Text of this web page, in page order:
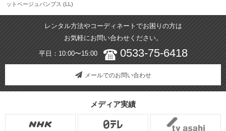
ットベージュパンプス (LL)
レンタル方法やコーディネートでお困りの方は
お気軽にお問い合わせください。
平日：10:00〜15:00 0533-75-6418
メールでのお問い合わせ
メディア実績